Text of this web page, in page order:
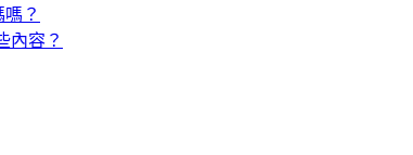
？
內容？